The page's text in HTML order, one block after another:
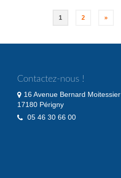
1 2 »
Contactez-nous !
16 Avenue Bernard Moitessier
17180 Périgny
05 46 30 66 00